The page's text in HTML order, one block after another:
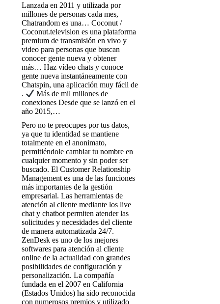
Lanzada en 2011 y utilizada por
millones de personas cada mes,
Chatrandom es una… Coconut /
Coconut.television es una plataforma
premium de transmisión en vivo y
video para personas que buscan
conocer gente nueva y obtener
más… Haz vídeo chats y conoce
gente nueva instantáneamente con
Chatspin, una aplicación muy fácil de
.
Más de mil millones de
conexiones Desde que se lanzó en el
año 2015,…
Pero no te preocupes por tus datos,
ya que tu identidad se mantiene
totalmente en el anonimato,
permitiéndole cambiar tu nombre en
cualquier momento y sin poder ser
buscado. El Customer Relationship
Management es una de las funciones
más importantes de la gestión
empresarial. Las herramientas de
atención al cliente mediante los live
chat y chatbot permiten atender las
solicitudes y necesidades del cliente
de manera automatizada 24/7.
ZenDesk es uno de los mejores
softwares para atención al cliente
online de la actualidad con grandes
posibilidades de configuración y
personalización. La compañía
fundada en el 2007 en California
(Estados Unidos) ha sido reconocida
con numerosos premios y utilizado